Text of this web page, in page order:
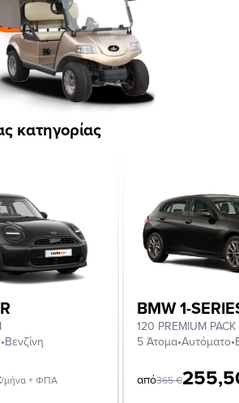
κατηγορίας
•Βενζίνη
/μήνα + ΦΠΑ
BMW 1-
120 PREMIUM PACK
5 Άτομα•Αυτόματο•
από365€